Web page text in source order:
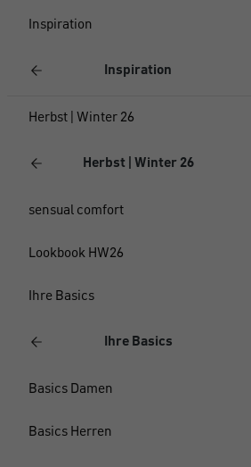
Inspiration
Inspiration
Herbst | Winter 26
Herbst | Winter 26
sensual comfort
Lookbook HW26
Ihre Basics
Ihre Basics
Basics Damen
Basics Herren